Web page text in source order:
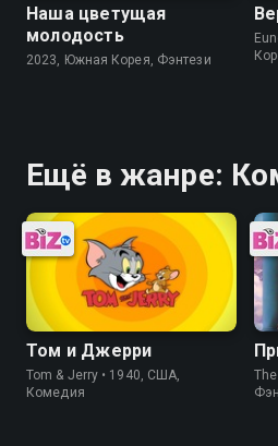
Наша цветущая
молодость
2023, Южная Корея, Фэнтези
Ещё в жанре:
Том и Джерри
Tom & Jerry • 1940, США,
Комедия